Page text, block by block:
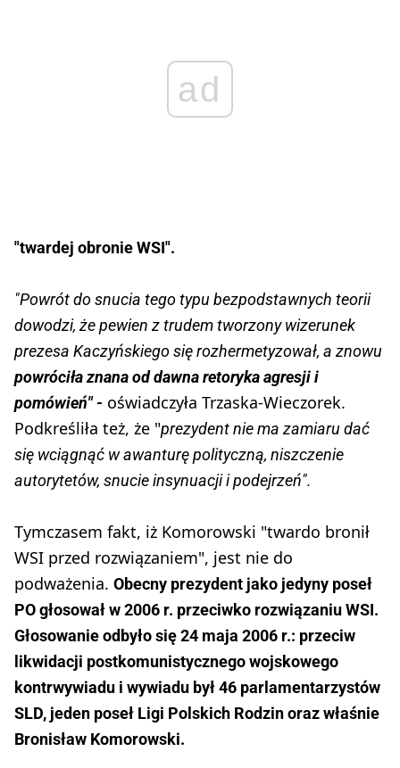
ad
"twardej obronie WSI".
"Powrót do snucia tego typu bezpodstawnych teorii
dowodzi, że pewien z trudem tworzony wizerunek
prezesa Kaczyńskiego się rozhermetyzował, a znowu
powróciła znana od dawna retoryka agresji i
pomówień" - oświadczyła Trzaska-Wieczorek.
Podkreśliła też, że "prezydent nie ma zamiaru dać
się wciągnąć w awanturę polityczną, niszczenie
autorytetów, snucie insynuacji i podejrzeń".
Tymczasem fakt, iż Komorowski "twardo bronił
WSI przed rozwiązaniem", jest nie do
podważenia. Obecny prezydent jako jedyny poseł
PO głosował w 2006 r. przeciwko rozwiązaniu WSI.
Głosowanie odbyło się 24 maja 2006 r.: przeciw
likwidacji postkomunistycznego wojskowego
kontrwywiadu i wywiadu był 46 parlamentarzystów
SLD, jeden poseł Ligi Polskich Rodzin oraz właśnie
Bronisław Komorowski.